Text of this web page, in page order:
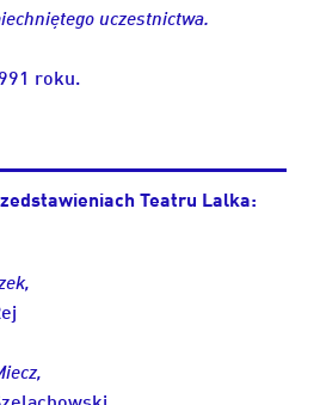
uczestnictwa.
roku.
Teatru Lalka: